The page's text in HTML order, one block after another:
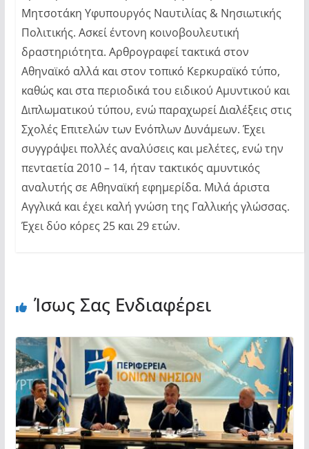
Μητσοτάκη Υφυπουργός Ναυτιλίας & Νησιωτικής
Πολιτικής. Ασκεί έντονη κοινοβουλευτική
δραστηριότητα. Αρθρογραφεί τακτικά στον
Αθηναϊκό αλλά και στον τοπικό Κερκυραϊκό τύπο,
καθώς και στα περιοδικά του ειδικού Αμυντικού και
Διπλωματικού τύπου, ενώ παραχωρεί Διαλέξεις στις
Σχολές Επιτελών των Ενόπλων Δυνάμεων. Έχει
συγγράψει πολλές αναλύσεις και μελέτες, ενώ την
πενταετία 2010 – 14, ήταν τακτικός αμυντικός
αναλυτής σε Αθηναϊκή εφημερίδα. Μιλά άριστα
Αγγλικά και έχει καλή γνώση της Γαλλικής γλώσσας.
Έχει δύο κόρες 25 και 29 ετών.
Ίσως Σας Ενδιαφέρει